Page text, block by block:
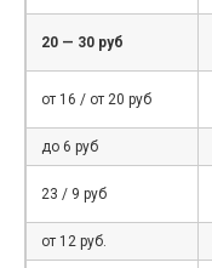
20 — 30 руб
от 16 / от 20 руб
до 6 руб
23 / 9 руб
от 12 руб.